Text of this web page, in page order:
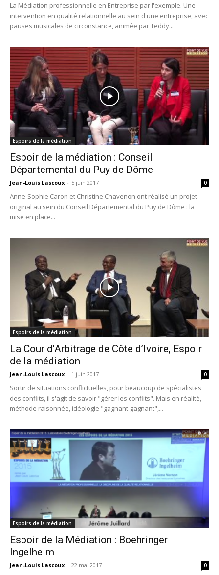
La Médiation professionnelle en Entreprise par l'exemple. Une
intervention en qualité relationnelle au sein d'une entreprise, avec
pauses musicales de circonstance, animée par Teddy...
Espoirs de la médiation
Espoir de la médiation : Conseil
Départemental du Puy de Dôme
Jean-Louis Lascoux - 5 juin 2017 0
Anne-Sophie Caron et Christine Chavenon ont réalisé un projet
original au sein du Conseil Départemental du Puy de Dôme : la
mise en place...
Espoirs de la médiation
La Cour d’Arbitrage de Côte d’Ivoire, Espoir
de la médiation
Jean-Louis Lascoux - 1 juin 2017 0
Sortir de situations conflictuelles, pour beaucoup de spécialistes
des conflits, il s'agit de savoir "gérer les conflits". Mais en réalité,
méthode raisonnée, idéologie "gagnant-gagnant",...
Espoirs de la médiation
Espoir de la Médiation : Boehringer
Ingelheim
Jean-Louis Lascoux - 22 mai 2017 0